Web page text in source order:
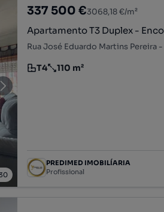
337 500 €3068,18 €/m²
Apartamento T3 Duplex -
Tipologia
T4
Preço por metro quadrado
110 m²
PREDIMED IMOBILÍARIA
Profissional